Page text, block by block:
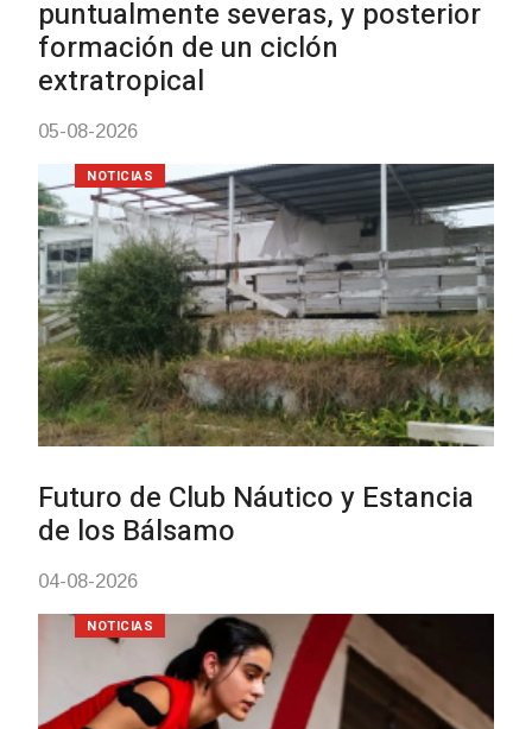
Charrúa
03-08-2026
Turismo accesible para
mayores
Actualización sobre la
vacunación contra el
meningococo